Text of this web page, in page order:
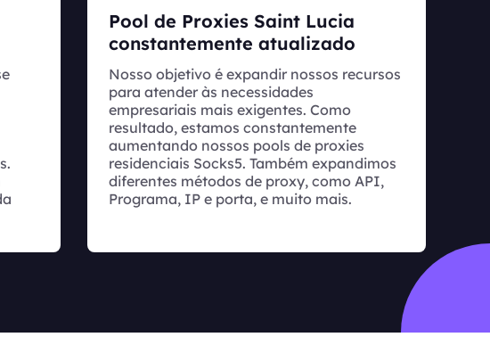
Pool de Proxies Saint Lucia
constantemente atualizado
Nosso objetivo é expandir nossos recursos
para atender às necessidades
empresariais mais exigentes. Como
resultado, estamos constantemente
aumentando nossos pools de proxies
residenciais Socks5. Também expandimos
diferentes métodos de proxy, como API,
Programa, IP e porta, e muito mais.